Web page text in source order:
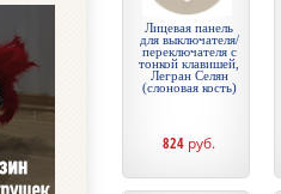
Лицевая панель
для выключателя/
переключателя с
тонкой клавишей,
Легран Селян
(слоновая кость)
824 руб.